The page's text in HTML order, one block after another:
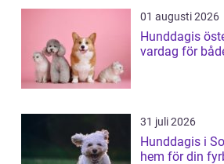
01 augusti 2026
Hunddagis
vardag för
31 juli 2026
Hunddagis i
hem för din